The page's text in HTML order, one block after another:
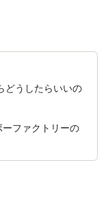
どうしたらいいの
ファクトリーの